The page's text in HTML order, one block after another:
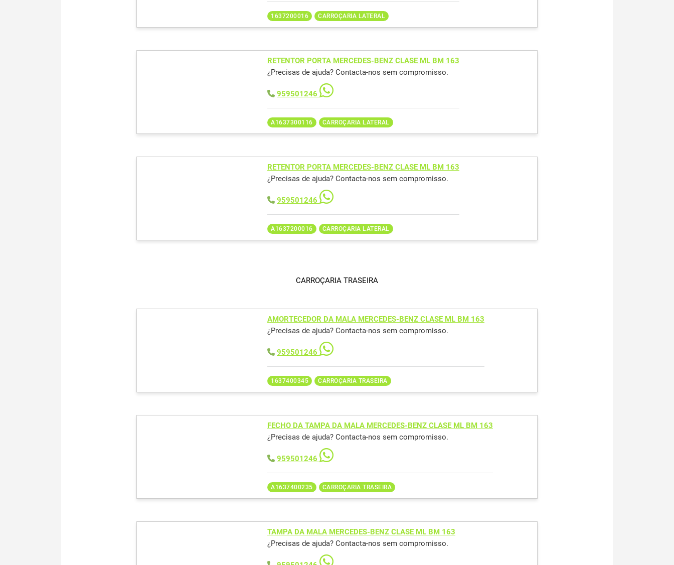
1637200016 CARROÇARIA LATERAL
RETENTOR PORTA MERCEDES-BENZ CLASE ML BM 163
¿Precisas de ajuda? Contacta-nos sem compromisso.
959501246
A1637300116 CARROÇARIA LATERAL
RETENTOR PORTA MERCEDES-BENZ CLASE ML BM 163
¿Precisas de ajuda? Contacta-nos sem compromisso.
959501246
A1637200016 CARROÇARIA LATERAL
CARROÇARIA TRASEIRA
AMORTECEDOR DA MALA MERCEDES-BENZ CLASE ML BM 163
¿Precisas de ajuda? Contacta-nos sem compromisso.
959501246
1637400345 CARROÇARIA TRASEIRA
FECHO DA TAMPA DA MALA MERCEDES-BENZ CLASE ML BM 163
¿Precisas de ajuda? Contacta-nos sem compromisso.
959501246
A1637400235 CARROÇARIA TRASEIRA
TAMPA DA MALA MERCEDES-BENZ CLASE ML BM 163
¿Precisas de ajuda? Contacta-nos sem compromisso.